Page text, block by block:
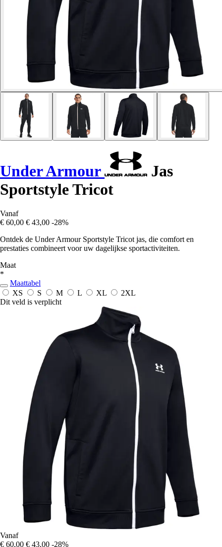
Under Armour
Jas
Sportstyle Tricot
Vanaf
€ 60,00 € 43,00 -28%
Ontdek de Under Armour Sportstyle Tricot jas, die comfort en
prestaties combineert voor uw dagelijkse sportactiviteiten.
Maat
*
Maattabel
XS
S M L XL
2XL
Dit veld is verplicht
Vanaf
€ 60,00 € 43,00 -28%